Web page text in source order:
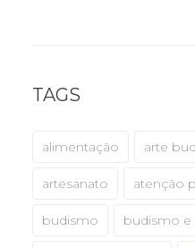
TAGS
alimentação arte
artesanato atenção
budismo budismo e